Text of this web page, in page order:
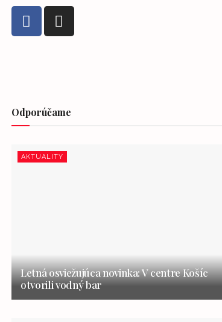
Odporúčame
AKTUALITY
Letná osviežujúca novinka: V centre Košíc
otvorili vodný bar